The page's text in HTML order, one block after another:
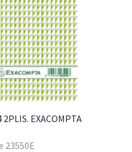
2PLIS. EXACOMPTA
23550E